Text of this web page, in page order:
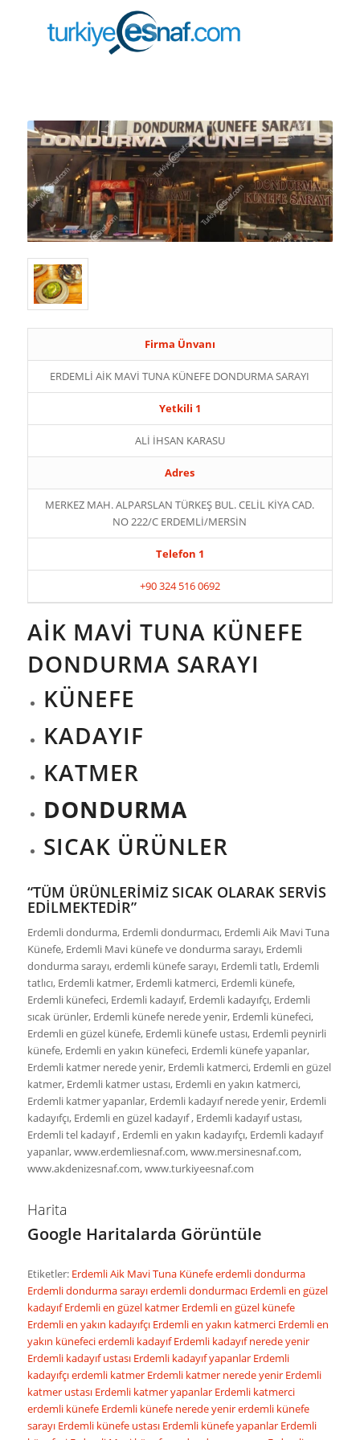
Firma Ünvanı
ERDEMLİ AİK MAVİ TUNA KÜNEFE DONDURMA SARAYI
Yetkili 1
ALİ İHSAN KARASU
Adres
MERKEZ MAH. ALPARSLAN TÜRKEŞ BUL. CELİL KİYA CAD.
NO 222/C ERDEMLİ/MERSİN
Telefon 1
+90 324 516 0692
AİK MAVİ TUNA KÜNEFE
DONDURMA SARAYI
KÜNEFE
KADAYIF
KATMER
DONDURMA
SICAK ÜRÜNLER
“TÜM ÜRÜNLERİMİZ SICAK OLARAK SERVİS
EDİLMEKTEDİR”
Erdemli dondurma, Erdemli dondurmacı, Erdemli Aik Mavi Tuna
Künefe, Erdemli Mavi künefe ve dondurma sarayı, Erdemli
dondurma sarayı, erdemli künefe sarayı, Erdemli tatlı, Erdemli
tatlıcı, Erdemli katmer, Erdemli katmerci, Erdemli künefe,
Erdemli künefeci, Erdemli kadayıf, Erdemli kadayıfçı, Erdemli
sıcak ürünler, Erdemli künefe nerede yenir, Erdemli künefeci,
Erdemli en güzel künefe, Erdemli künefe ustası, Erdemli peynirli
künefe, Erdemli en yakın künefeci, Erdemli künefe yapanlar,
Erdemli katmer nerede yenir, Erdemli katmerci, Erdemli en güzel
katmer, Erdemli katmer ustası, Erdemli en yakın katmerci,
Erdemli katmer yapanlar, Erdemli kadayıf nerede yenir, Erdemli
kadayıfçı, Erdemli en güzel kadayıf , Erdemli kadayıf ustası,
Erdemli tel kadayıf , Erdemli en yakın kadayıfçı, Erdemli kadayıf
yapanlar, www.erdemliesnaf.com, www.mersinesnaf.com,
www.akdenizesnaf.com, www.turkiyeesnaf.com
Harita
Google Haritalarda Görüntüle
Etiketler: Erdemli Aik Mavi Tuna Künefeerdemli dondurma
Erdemli dondurma sarayıerdemli dondurmacı Erdemli en güzel
kadayıfErdemli en güzel katmer Erdemli en güzel künefe
Erdemli en yakın kadayıfçı Erdemli en yakın katmerci Erdemli en
yakın künefecierdemli kadayıfErdemli kadayıf nerede yenir
Erdemli kadayıf ustası Erdemli kadayıf yapanlar Erdemli
kadayıfçıerdemli katmer Erdemli katmer nerede yenir Erdemli
katmer ustası Erdemli katmer yapanlar Erdemli katmerci
erdemli künefe Erdemli künefe nerede yenirerdemli künefe
sarayı Erdemli künefe ustası Erdemli künefe yapanlar Erdemli